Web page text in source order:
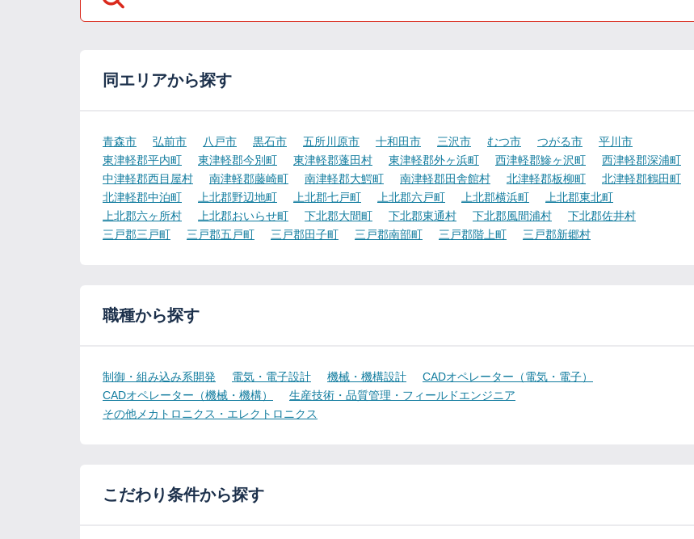
同エリアから探す
青森市 弘前市 八戸市 黒石市 五所川原市 十和田市 三沢市 むつ市 つがる市
平川市
東津軽郡平内町
東津軽郡今別町 東津軽郡蓬田村 東津軽郡外ヶ浜町 西津軽郡鰺ヶ沢町
西津軽郡深浦町
中津軽郡西目屋村
南津軽郡藤崎町 南津軽郡大鰐町 南津軽郡田舎館村 北津軽郡板柳町
北津軽郡鶴田町
北津軽郡中泊町
上北郡野辺地町 上北郡七戸町 上北郡六戸町 上北郡横浜町
上北郡東北町
上北郡六ヶ所村
上北郡おいらせ町 下北郡大間町 下北郡東通村 下北郡風間浦村
下北郡佐井村
三戸郡三戸町
三戸郡五戸町 三戸郡田子町 三戸郡南部町 三戸郡階上町 三戸郡新郷村
職種から探す
制御・組み込み系開発 電気・電子設計 機械・機構設計
CADオペレーター（電気・電子）
CADオペレーター（機械・機構）
生産技術・品質管理・フィールドエンジニア
その他メカトロニクス・エレクトロニクス
こだわり条件から探す